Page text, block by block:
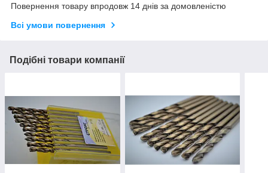
Повернення товару впродовж 14 днів за домовленістю
Всі умови повернення
Подібні товари компанії